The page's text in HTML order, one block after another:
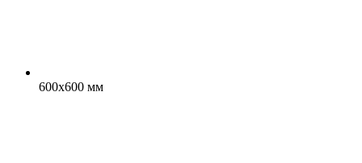
600x600 мм